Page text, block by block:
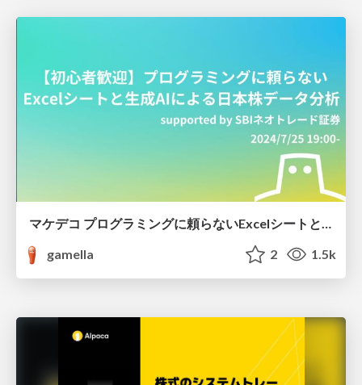
マケデコ プログラミングに頼らないExcelシートと生成AIによる日本株データ分析 発表資料
gamella
2 1.5k